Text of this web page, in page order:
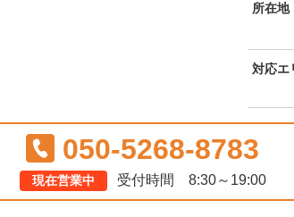
所在地
対応エ
050-5268-8783
現在営業中 受付時間 8:30～19:00